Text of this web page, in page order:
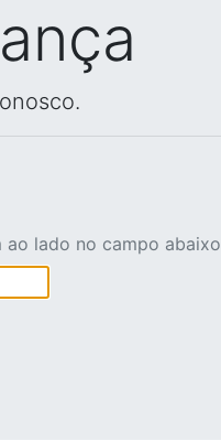
ao lado no campo abaixo